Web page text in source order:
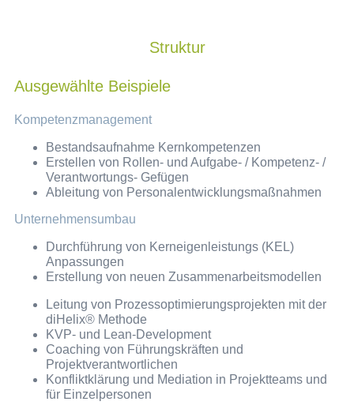
Struktur
Ausgewählte Beispiele
Kompetenzmanagement
Bestandsaufnahme Kernkompetenzen
Erstellen von Rollen- und Aufgabe- / Kompetenz- /
Verantwortungs- Gefügen
Ableitung von Personalentwicklungsmaßnahmen
Unternehmensumbau
Durchführung von Kerneigenleistungs (KEL)
Anpassungen
Erstellung von neuen Zusammenarbeitsmodellen
Leitung von Prozessoptimierungsprojekten mit der
diHelix® Methode
KVP- und Lean-Development
Coaching von Führungskräften und
Projektverantwortlichen
Konfliktklärung und Mediation in Projektteams und
für Einzelpersonen